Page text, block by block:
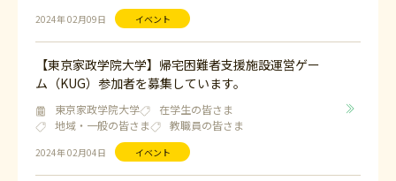
2024年 02月09日 イベント
2024年 02月04日 イベント
【東京家政学院大学】帰宅困難者支援施設運営ゲー
ム（KUG）参加者を募集しています。
東京家政学院大学
在学生の皆さま
地域・一般の皆さま
教職員の皆さま